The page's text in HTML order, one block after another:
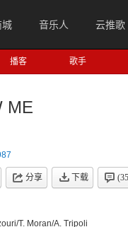
城 音乐人 云推歌
播客 歌手